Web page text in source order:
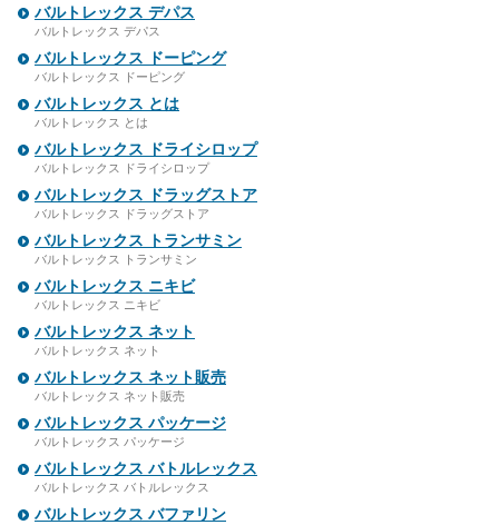
バルトレックス デパス
バルトレックス デパス
バルトレックス ドーピング
バルトレックス ドーピング
バルトレックス とは
バルトレックス とは
バルトレックス ドライシロップ
バルトレックス ドライシロップ
バルトレックス ドラッグストア
バルトレックス ドラッグストア
バルトレックス トランサミン
バルトレックス トランサミン
バルトレックス ニキビ
バルトレックス ニキビ
バルトレックス ネット
バルトレックス ネット
バルトレックス ネット販売
バルトレックス ネット販売
バルトレックス パッケージ
バルトレックス パッケージ
バルトレックス バトルレックス
バルトレックス バトルレックス
バルトレックス バファリン